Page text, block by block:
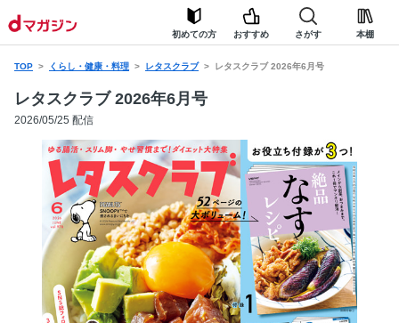
初めての方 おすすめ さがす 本棚
TOP くらし・健康・料理 レタスクラブ レタスクラブ 2026年6月号
レタスクラブ 2026年6月号
2026/05/25 配信